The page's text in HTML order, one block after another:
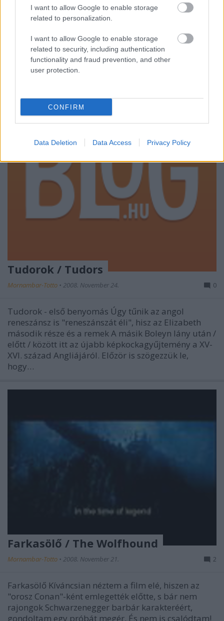
I want to allow Google to enable storage
related to personalization.
I want to allow Google to enable storage
related to security, including authentication
functionality and fraud prevention, and other
user protection.
CONFIRM
Data Deletion Data Access Privacy Policy
egyszer megnézni egy filmet; ha pedig másodjára is
talál benne újdonságot és pozitívumot, az bizony
csúnyácska poszter és a nem…
Tudorok / Tudors
Mornambar-Totto • 2008. November 24. 0
Tudorok - első benyomás Úgy tűnik az angol
reneszánsz is "reneszánszát éli", hisz az Elizabeth
második része és a remek A másik Boleyn lány után /
előtt / között itt az újabb képkockagyűjtemény a XV-
XVI. század Angliájáról. Előzör is szögezzük le,
hogy…
Farkasölő / The Wolfhound
Mornambar-Totto • 2008. November 21. 2
Farkasölő Kíváncsian néztem a film elé, hiszen az
"orosz Conan"-ként emlegették előtte, s bár nem
rajongok Schwarzenegger barbár karakteréért,
gondoltam egy próbát megér. És nem is csalódtam!